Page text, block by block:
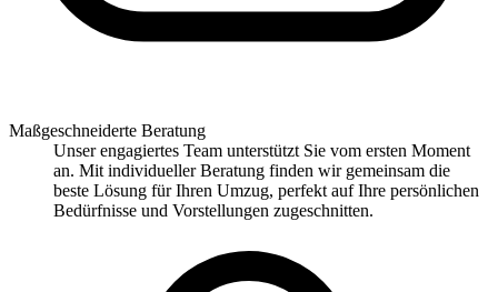
Maßgeschneiderte Beratung
Unser engagiertes Team unterstützt Sie vom ersten Moment
an. Mit individueller Beratung finden wir gemeinsam die
beste Lösung für Ihren Umzug, perfekt auf Ihre persönlichen
Bedürfnisse und Vorstellungen zugeschnitten.